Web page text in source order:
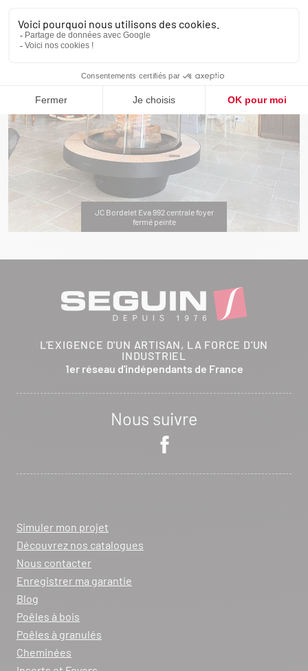
JC Bordelet Eva 992 centrale foyer
fermé peinte
L'EXIGENCE D'UN ARTISAN, LA FORCE D'UN
INDUSTRIEL
1er réseau d'indépendants de France
Nous suivre
Simuler mon projet
Découvrez nos catalogues
Nous contacter
Enregistrer ma garantie
Blog
Poêles à bois
Poêles à granulés
Cheminées